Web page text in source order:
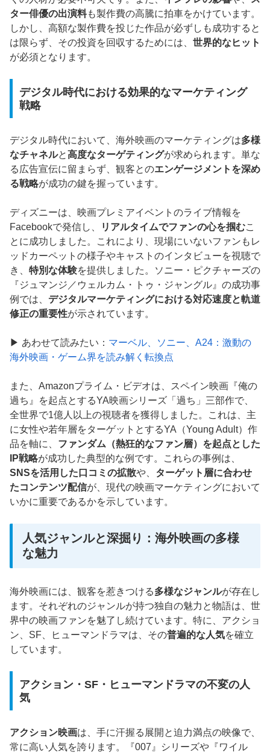
ター俳優の出演料も製作費の高騰に拍車をかけています。
しかし、高額な製作費を投じた作品が必ずしも成功すると
は限らず、その投資を回収するためには、 世界的なヒット
が必須となります。
デジタル時代における効果的なマーケティング
戦略
デジタル時代において、海外映画のマーケティングは多様
なチャネルと高度なターゲティングが求められます。単な
る広告宣伝に留まらず、観客とのエンゲージメントを深め
る戦略が成功の鍵を握っています。
ディズニーは、映画プレミアイベントのライブ情報を
Facebookで発信し、
リアルタイムでファンの心を掴むこ
とに成功しました。これにより、現場にいないファンもレ
ッドカーペットの様子やキャストのインタビューを視聴で
き、 特別な体験を提供しました。ソニー・ピクチャーズの
『ジュマンジ／ウェルカム・トゥ・ジャングル』の成功事
例では、 デジタルマーケティングにおける対応速度と軌道
修正の重要性が示されています。
▶ あわせて読みたい： マーベル、ソニー、A24：激動の
海外映画・ゲーム界を読み解く転換点
また、Amazonプライム・ビデオは、スペイン映画『俺の
過ち』を起点とするYA映画シリーズ「過ち」三部作で、
全世界で1億人以上の視聴者を獲得しました。これは、主
に女性や若年層をターゲットとするYA（Young Adult）作
品を軸に、 ファンダム（熱狂的なファン層）を起点とした
IP戦略が成功した典型的な例です。これらの事例は、
SNSを活用した口コミの拡散や、 ターゲット層に合わせ
たコンテンツ配信が、現代の映画マーケティングにおいて
いかに重要であるかを示しています。
人気ジャンルと深掘り：海外映画の多様
な魅力
海外映画には、観客を惹きつける多様なジャンルが存在し
ます。それぞれのジャンルが持つ独自の魅力と物語は、世
界中の映画ファンを魅了し続けています。特に、アクショ
ン、SF、ヒューマンドラマは、その普遍的な人気を確立
しています。
アクション・SF・ヒューマンドラマの不変の人
気
アクション映画は、手に汗握る展開と迫力満点の映像で、
常に高い人気を誇ります。『007』シリーズや『ワイル